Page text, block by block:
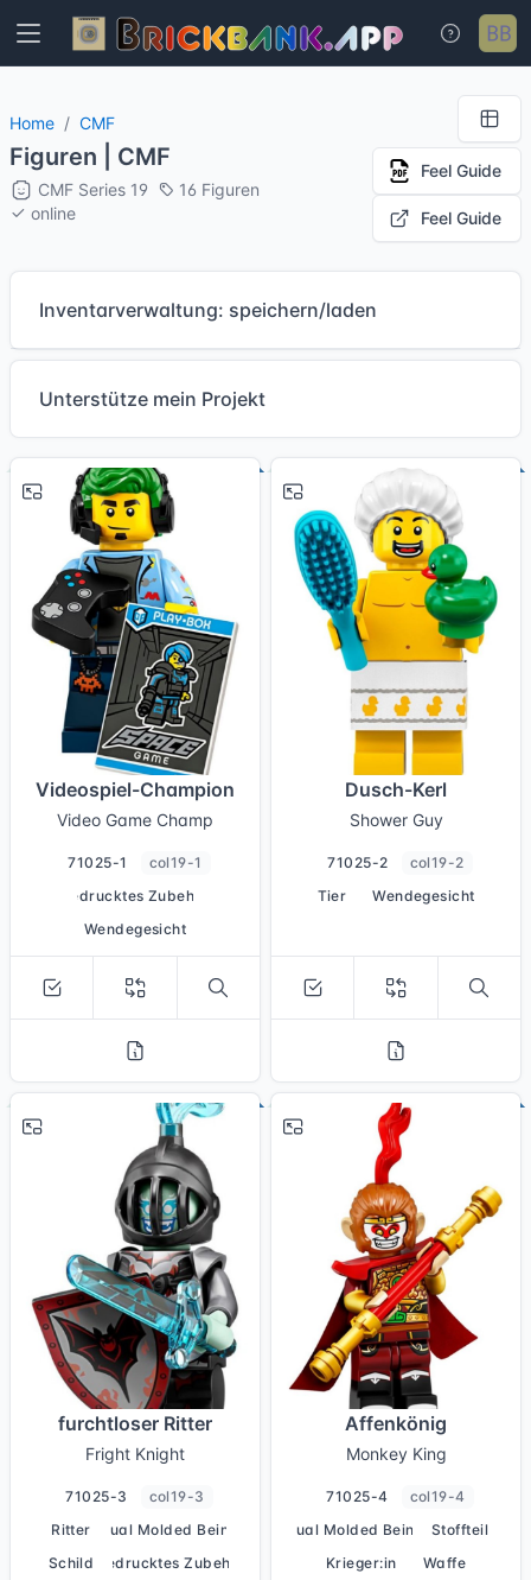
Home CMF
Figuren | CMF
CMF Series 19
16 Figuren
online
Feel Guide
Feel Guide
Inventarverwaltung: speichern/laden
Unterstütze mein Projekt
Videospiel-Champion
Video Game Champ
71025-1
col19-1
bedrucktes Zubehör
Wendegesicht
Dusch-Kerl
Shower Guy
71025-2
col19-2
Tier
Wendegesicht
furchtloser Ritter
Fright Knight
71025-3
col19-3
Ritter
Dual Molded Beine
Schild
bedrucktes Zubehör
Affenkönig
Monkey King
71025-4
col19-4
Dual Molded Beine
Stoffteil
Krieger:in
Waffe